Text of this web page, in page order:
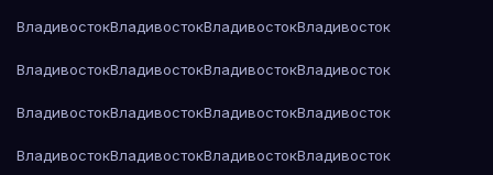
ВладивостокВладивостокВладивостокВладивосток
ВладивостокВладивостокВладивостокВладивосток
ВладивостокВладивостокВладивостокВладивосток
ВладивостокВладивостокВладивостокВладивосток